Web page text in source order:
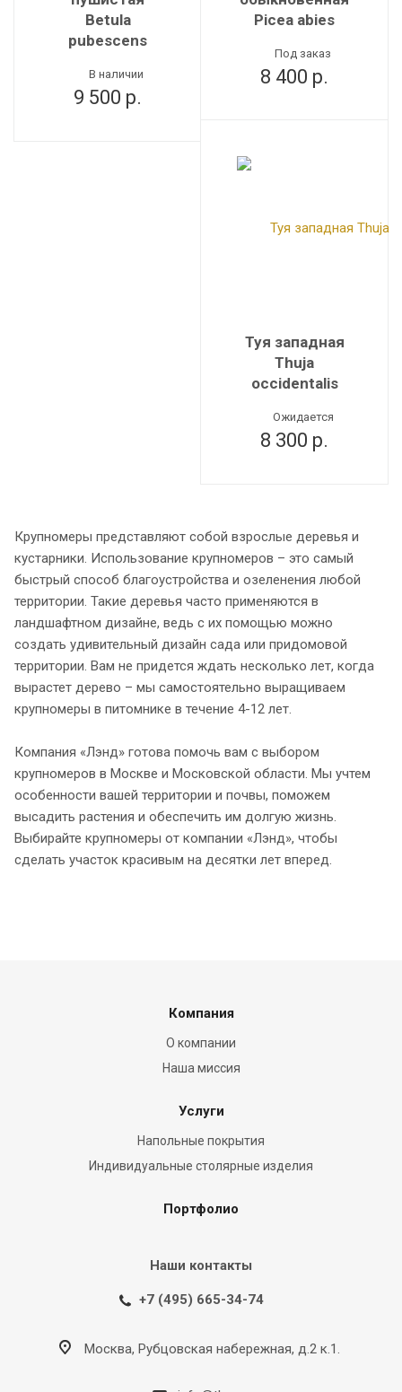
Betula
pubescens
В наличии
9 500 р.
Picea abies
Под заказ
8 400 р.
Туя западная
Thuja
occidentalis
Ожидается
8 300 р.
Крупномеры представляют собой взрослые деревья и
кустарники. Использование крупномеров – это самый
быстрый способ благоустройства и озеленения любой
территории. Такие деревья часто применяются в
ландшафтном дизайне, ведь с их помощью можно
создать удивительный дизайн сада или придомовой
территории. Вам не придется ждать несколько лет, когда
вырастет дерево – мы самостоятельно выращиваем
крупномеры в питомнике в течение 4-12 лет.
Компания «Лэнд» готова помочь вам с выбором
крупномеров в Москве и Московской области. Мы учтем
особенности вашей территории и почвы, поможем
высадить растения и обеспечить им долгую жизнь.
Выбирайте крупномеры от компании «Лэнд», чтобы
сделать участок красивым на десятки лет вперед.
Компания
О компании
Наша миссия
Услуги
Напольные покрытия
Индивидуальные столярные изделия
Портфолио
Наши контакты
+7 (495) 665-34-74
Москва, Рубцовская набережная, д.2 к.1.